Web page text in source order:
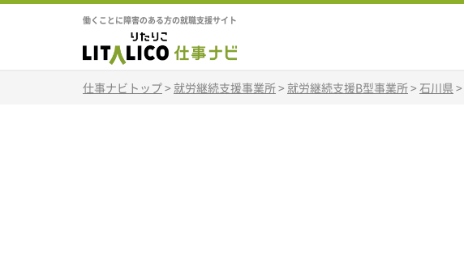
働くことに障害のある方の就職支援サイト
仕事ナビトップ> 就労継続支援事業所> 就労継続支援B型事業所> 石川県 >